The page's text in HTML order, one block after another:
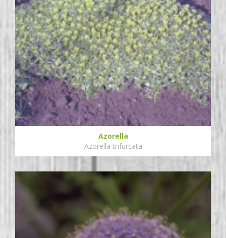
Azorella
Azorella trifurcata